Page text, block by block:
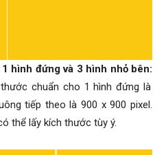
hình đứng và 3 hình nhỏ bên:
chuẩn cho 1 hình đứng là
tiếp theo là 900 x 900 pixel.
thể lấy kích thước tùy ý.